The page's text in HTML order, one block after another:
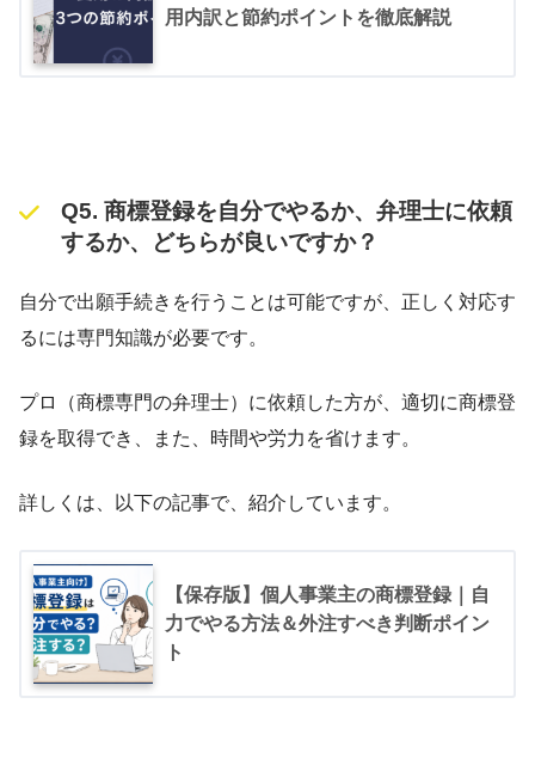
用内訳と節約ポイントを徹底解説
Q5. 商標登録を自分でやるか、弁理士に依頼
するか、どちらが良いですか？
自分で出願手続きを行うことは可能ですが、正しく対応す
るには専門知識が必要です。
プロ（商標専門の弁理士）に依頼した方が、適切に商標登
録を取得でき、また、時間や労力を省けます。
詳しくは、以下の記事で、紹介しています。
【保存版】個人事業主の商標登録｜自
力でやる方法＆外注すべき判断ポイン
ト